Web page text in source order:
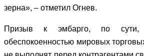
зерна», – отметил Огнев.
Призыв к эмбарго, по
обеспокоенностью мировых